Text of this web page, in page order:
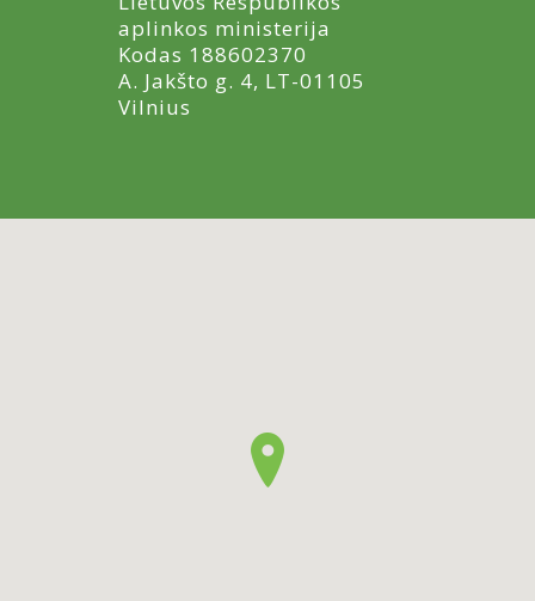
aplinkos ministerija
Kodas 188602370
A. Jakšto g. 4, LT-01105
Vilnius